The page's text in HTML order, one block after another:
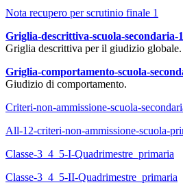
Nota recupero per scrutinio finale 1
Griglia-descrittiva-scuola-secondaria-1
Griglia descrittiva per il giudizio globale.
Griglia-comportamento-scuola-
Giudizio di comportamento.
Criteri-non-ammissione-scuola-
All-12-criteri-non-ammissione-scuola-
Classe-3_4_5-I-Quadrimestre_primaria
Classe-3_4_5-II-Quadrimestre_primaria